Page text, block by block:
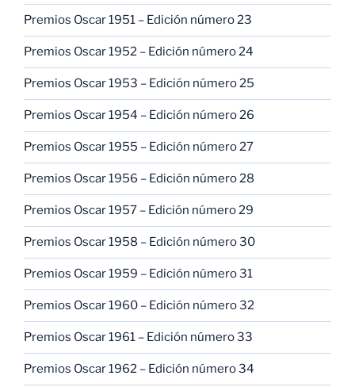
Premios Oscar 1951 – Edición número 23
Premios Oscar 1952 – Edición número 24
Premios Oscar 1953 – Edición número 25
Premios Oscar 1954 – Edición número 26
Premios Oscar 1955 – Edición número 27
Premios Oscar 1956 – Edición número 28
Premios Oscar 1957 – Edición número 29
Premios Oscar 1958 – Edición número 30
Premios Oscar 1959 – Edición número 31
Premios Oscar 1960 – Edición número 32
Premios Oscar 1961 – Edición número 33
Premios Oscar 1962 – Edición número 34